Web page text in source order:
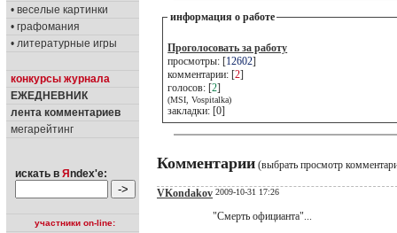
• веселые картинки
• графомания
• литературные игры
конкурсы журнала
ЕЖЕДНЕВНИК
лента комментариев
мегарейтинг
искать в Я ndex'е:
участники on-line:
информация о работе
Проголосовать за работу
просмотры: [12602]
комментарии: [2]
голосов: [2]
(MSI, Vospitalka)
закладки: [0]
Комментарии (выбрать просмотр
VKondakov 2009-10-31 17:26
"Смерть официанта"...